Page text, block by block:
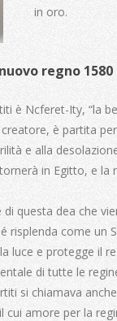
in oro.
regno 1580
è Ncferet-Ity, “la
è partita
e alla
in Egitto, e
di questa dea che
risplenda come un
luce e protegge il
di tutte le
si chiamava
cui amore per la